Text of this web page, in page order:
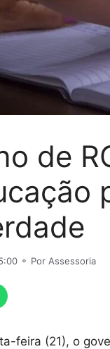
de
⚬ Por Assessoria
feira (21), o